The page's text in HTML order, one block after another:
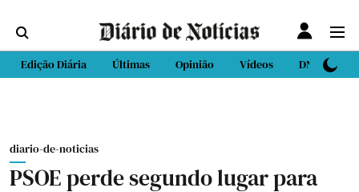
Edição Diária Últimas Opinião Vídeos DN Sport
diario-de-noticias
PSOE perde segundo lugar para